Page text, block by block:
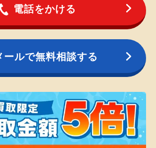
電話をかける
ールで無料相談する